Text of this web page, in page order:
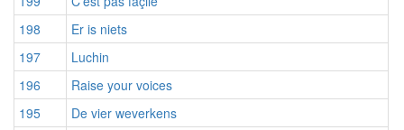
198
Er is niets
197
Luchin
196
Raise your voices
195
De vier weverkens